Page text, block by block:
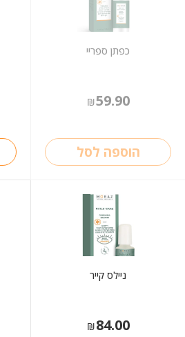
כפתן ספריי
₪59.90
הוספה לסל
ניילס קייר
₪84.00